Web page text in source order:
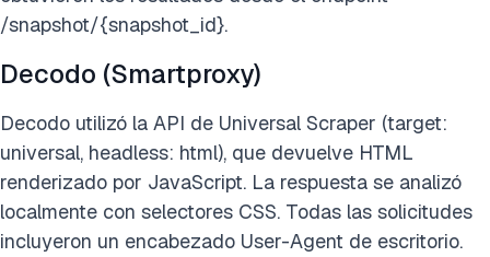
/snapshot/{snapshot_id}.
Decodo (Smartproxy)
Decodo utilizó la API de Universal Scraper (target:
universal, headless: html), que devuelve HTML
renderizado por JavaScript. La respuesta se analizó
localmente con selectores CSS. Todas las solicitudes
incluyeron un encabezado User-Agent de escritorio.